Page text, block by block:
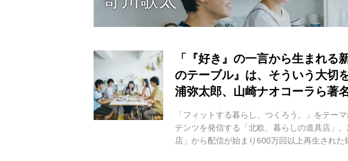
「『好き』の一言から生まれる
のテーブル』は、そういう大切
浦弥太郎、山崎ナオコーラら著
「フィットする暮らし、つくろう。」をテー
テンツを発信する「北欧、暮らしの道具店」
店」から配信が始まり600万回以上再生された